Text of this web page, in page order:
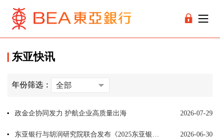
东亚快讯
年份筛选： 全部
政金企协同发力 护航企业高质量出海 2026-07-29
东亚银行与胡润研究院联合发布《2025东亚银行·胡润财富报告》 2026-06-30